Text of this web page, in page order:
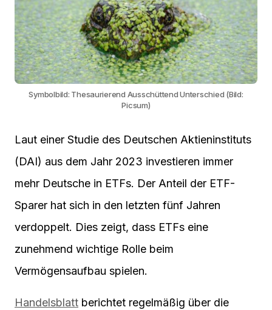
Symbolbild: Thesaurierend Ausschüttend Unterschied (Bild:
Picsum)
Laut einer Studie des Deutschen Aktieninstituts
(DAI) aus dem Jahr 2023 investieren immer
mehr Deutsche in ETFs. Der Anteil der ETF-
Sparer hat sich in den letzten fünf Jahren
verdoppelt. Dies zeigt, dass ETFs eine
zunehmend wichtige Rolle beim
Vermögensaufbau spielen.
Handelsblatt berichtet regelmäßig über die